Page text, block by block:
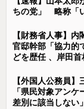
ちの党」 略称「
【財務省人事】
官邸幹部「協力的
どを歴任 、岸田
【外国人公務員
「県民対象アン
差別に該当しない